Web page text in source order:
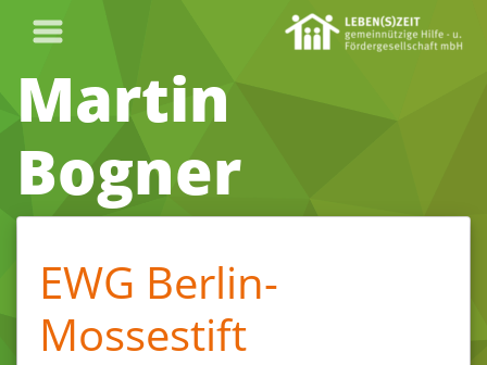
Martin
Bogner
EWG Berlin-
Mossestift